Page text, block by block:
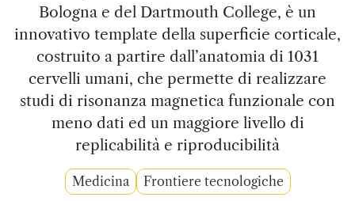
Bologna e del Dartmouth College, è un
innovativo template della superficie corticale,
costruito a partire dall’anatomia di 1031
cervelli umani, che permette di realizzare
studi di risonanza magnetica funzionale con
meno dati ed un maggiore livello di
replicabilità e riproducibilità
Medicina Frontiere tecnologiche